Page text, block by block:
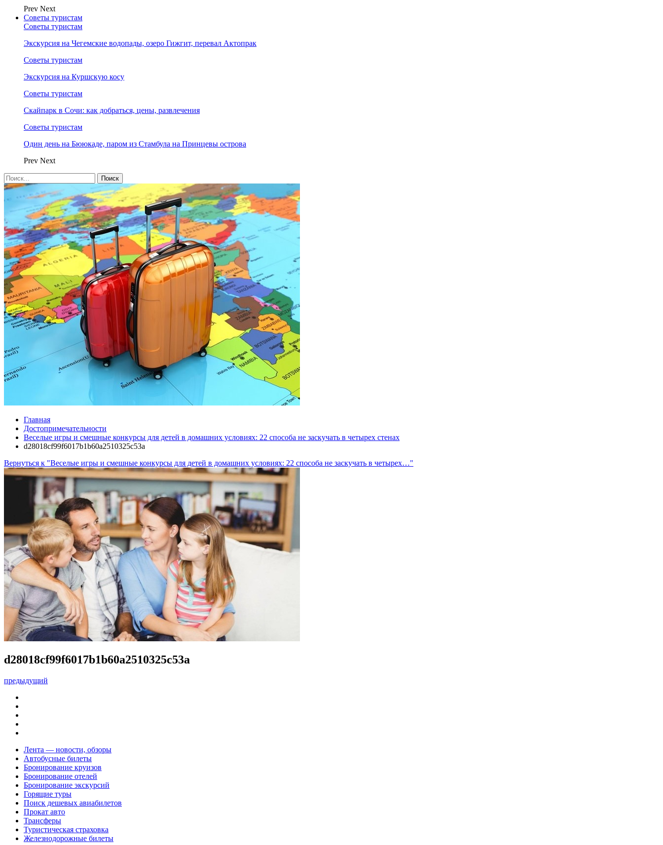
Prev Next
Советы туристам
Советы туристам
Экскурсия на Чегемские водопады, озеро Гижгит, перевал Актопрак
Советы туристам
Экскурсия на Куршскую косу
Советы туристам
Скайпарк в Сочи: как добраться, цены, развлечения
Советы туристам
Один день на Бююкаде, паром из Стамбула на Принцевы острова
Prev Next
Главная
Достопримечательности
Веселые игры и смешные конкурсы для детей в домашних условиях: 22 способа не заскучать в четырех стенах
d28018cf99f6017b1b60a2510325c53a
Вернуться к "Веселые игры и смешные конкурсы для детей в домашних условиях: 22 способа не заскучать в четырех…"
d28018cf99f6017b1b60a2510325c53a
предыдущий
Лента — новости, обзоры
Автобусные билеты
Бронирование круизов
Бронирование отелей
Бронирование экскурсий
Горящие туры
Поиск дешевых авиабилетов
Прокат авто
Трансферы
Туристическая страховка
Железнодорожные билеты